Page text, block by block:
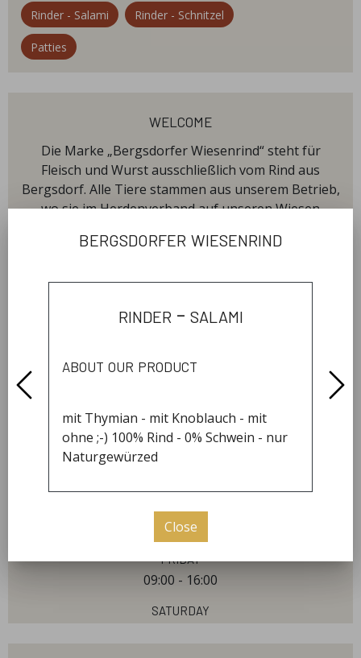
Rinder - Salami Rinder - Schnitzel
Patties
welcome
Die Marke „Bergsdorfer Wiesenrind“ steht für
Fleisch und Wurst ausschließlich vom Rind aus
Bergsdorf. Alle Tiere stammen aus unserem Betrieb,
wo sie im Herdenverband auf unseren Wiesen
Verarbeitung garantiert kurze Wege für die Tiere
www.wiesenrind.de
our hours
09:00 - 16:00
Wednesday
09:00 - 16:00
Friday
09:00 - 16:00
Saturday
bergsdorfer wiesenrind
rinder - salami
about our product
mit Thymian - mit Knoblauch - mit
ohne ;-) 100% Rind - 0% Schwein - nur
Naturgewürzed
Close